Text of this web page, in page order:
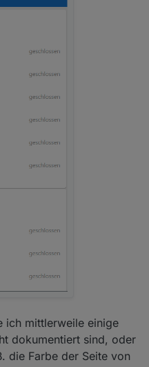
ich mittlerweile einige
dokumentiert sind, oder
die Farbe der Seite von